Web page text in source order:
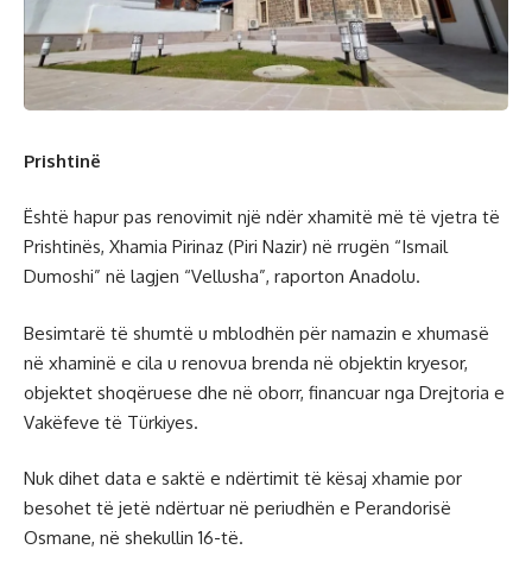
Prishtinë
Është hapur pas renovimit një ndër xhamitë më të vjetra të
Prishtinës, Xhamia Pirinaz (Piri Nazir) në rrugën “Ismail
Dumoshi” në lagjen “Vellusha”, raporton Anadolu.
Besimtarë të shumtë u mblodhën për namazin e xhumasë
në xhaminë e cila u renovua brenda në objektin kryesor,
objektet shoqëruese dhe në oborr, financuar nga Drejtoria e
Vakëfeve të Türkiyes.
Nuk dihet data e saktë e ndërtimit të kësaj xhamie por
besohet të jetë ndërtuar në periudhën e Perandorisë
Osmane, në shekullin 16-të.